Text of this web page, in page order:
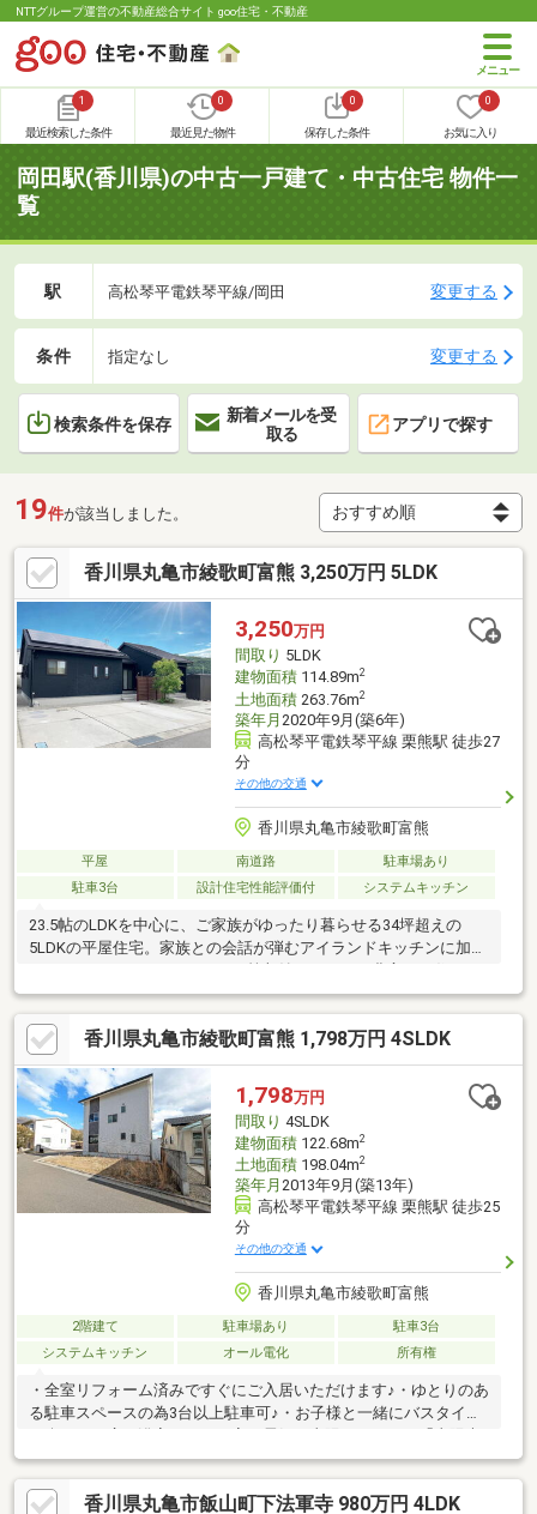
NTTグループ運営の不動産総合サイト goo住宅・不動産
1
最近検索した条件
0
最近見た物件
0
保存した条件
0
お気に入り
岡田駅(香川県)の中古一戸建て・中古住宅 物件一
覧
駅 高松琴平電鉄琴平線/岡田 変更する
条件 指定なし 変更する
検索条件を保存
新着メールを受
取る
アプリで探す
19件が該当しました。
香川県丸亀市綾歌町富熊 3,250万円 5LDK
3,250万円
間取り 5LDK
建物面積114.89m2
土地面積263.76m2
築年月 2020年9月(築6年)
高松琴平電鉄琴平線 栗熊駅 徒歩27
分
その他の交通
香川県丸亀市綾歌町富熊
平屋 南道路
駐車場あり
駐車3台
設計住宅性能評価付 システムキッチン
23.5帖のLDKを中心に、ご家族がゆったり暮らせる34坪超えの
5LDKの平屋住宅。家族との会話が弾むアイランドキッチンに加
をすっきり保てます。オール電化・太陽光発電システム4.96kw搭
載で、光熱費を抑えながら快適な暮らしを実現。駐車3台以上可能
で来客時も安心です。陽当たりの良いウッドデッキでは、ご家族
やご友人とのBBQやお子様の遊び場としても活躍。築5年のため室
内状態も良好で、そのまま気持ちよく新生活を始められます。建
物は住宅設計性能評価、長期優良住宅認定も取得した耐震性能や
断熱性能が担保された建物です。ぜひ現地でご体感ください。
香川県丸亀市綾歌町富熊 1,798万円 4SLDK
1,798万円
間取り 4SLDK
建物面積122.68m2
土地面積198.04m2
築年月 2013年9月(築13年)
高松琴平電鉄琴平線 栗熊駅 徒歩25
分
その他の交通
香川県丸亀市綾歌町富熊
2階建て 駐車場あり
駐車3台
システムキッチン
オール電化 所有権
・全室リフォーム済みですぐにご入居いただけます♪・ゆとりのあ
る駐車スペースの為3台以上駐車可♪・お子様と一緒にバスタイム
発電」装備！・お子様をいつも身近に感じられる近さが安心の富
熊小学校 富熊保育所（50m）♪・内科まで約800mの距離♪・県道
22号に近く交通の便はとてもいいです♪・部屋数も多く保育所、
香川県丸亀市飯山町下法軍寺 980万円 4LDK